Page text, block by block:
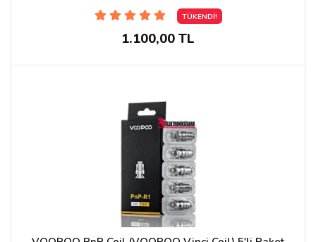
TÜKENDİ!
1.100,00 TL